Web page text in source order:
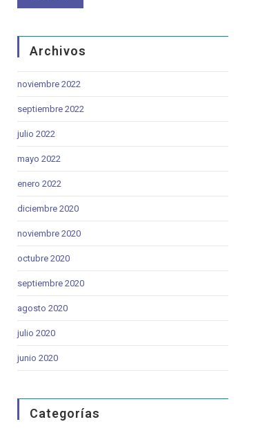
Archivos
noviembre 2022
septiembre 2022
julio 2022
mayo 2022
enero 2022
diciembre 2020
noviembre 2020
octubre 2020
septiembre 2020
agosto 2020
julio 2020
junio 2020
Categorías